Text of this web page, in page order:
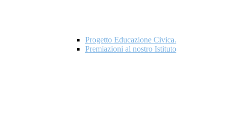
Progetto Educazione Civica.
Premiazioni al nostro Istituto